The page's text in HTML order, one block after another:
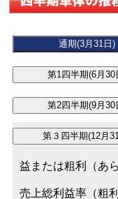
益または粗利（あ
売上総利益率（粗